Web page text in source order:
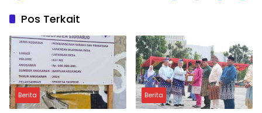
Pos Terkait
Berita Berita